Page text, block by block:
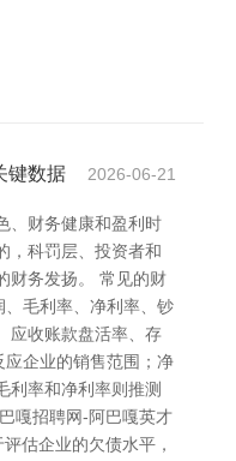
键数据 2026-06-21
、财务健康和盈利时
，科罚层、投资者和
财务发扬。 常见的财
毛利率、净利率、钞
应收账款盘活率、存
企业的销售范围；净
利率和净利率则推测
嘎招聘网-阿巴嘎英才
估企业的欠债水平，